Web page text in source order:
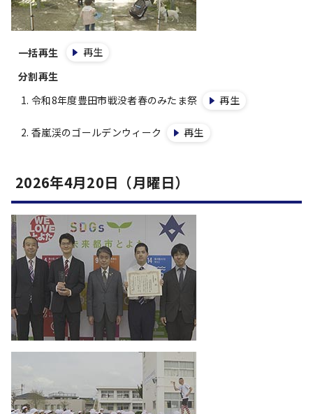
一括再生
再生
分割再生
令和8年度豊田市戦没者春のみたま祭
再生
香嵐渓のゴールデンウィーク 再生
2026年4月20日（月曜日）